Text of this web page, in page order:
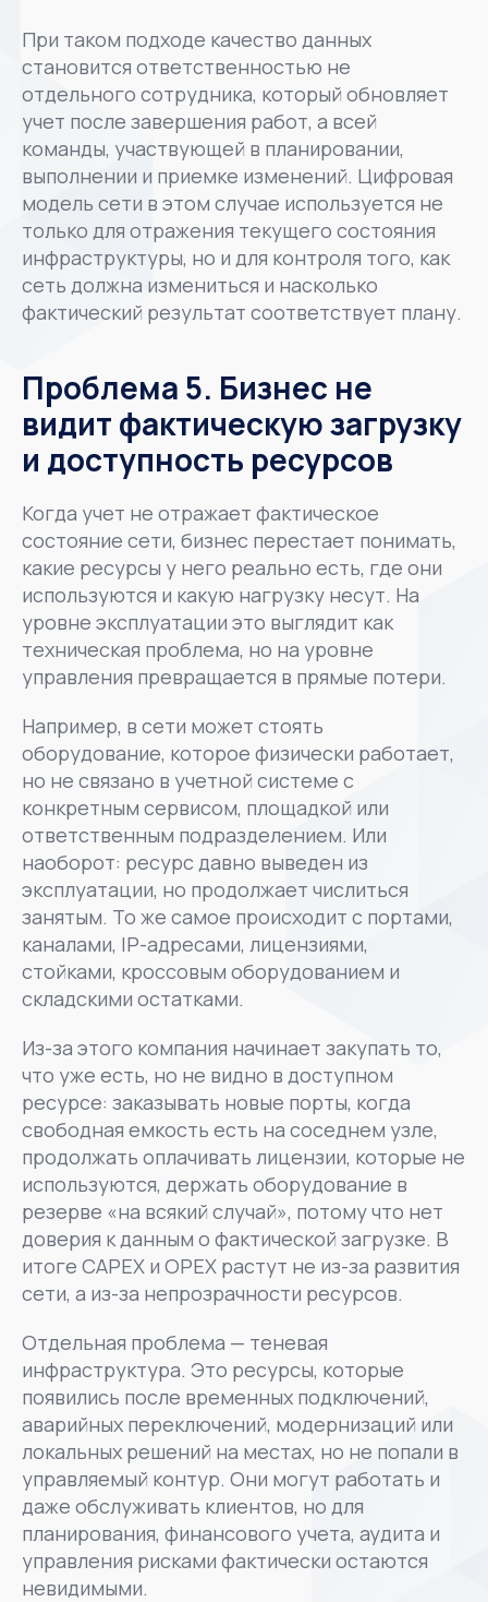
При таком подходе качество данных
становится ответственностью не
отдельного сотрудника, который обновляет
учет после завершения работ, а всей
команды, участвующей в планировании,
выполнении и приемке изменений. Цифровая
модель сети в этом случае используется не
только для отражения текущего состояния
инфраструктуры, но и для контроля того, как
сеть должна измениться и насколько
фактический результат соответствует плану.
Проблема 5. Бизнес не
видит фактическую загрузку
и доступность ресурсов
Когда учет не отражает фактическое
состояние сети, бизнес перестает понимать,
какие ресурсы у него реально есть, где они
используются и какую нагрузку несут. На
уровне эксплуатации это выглядит как
техническая проблема, но на уровне
управления превращается в прямые потери.
Например, в сети может стоять
оборудование, которое физически работает,
но не связано в учетной системе с
конкретным сервисом, площадкой или
ответственным подразделением. Или
наоборот: ресурс давно выведен из
эксплуатации, но продолжает числиться
занятым. То же самое происходит с портами,
каналами, IP-адресами, лицензиями,
стойками, кроссовым оборудованием и
складскими остатками.
Из-за этого компания начинает закупать то,
что уже есть, но не видно в доступном
ресурсе: заказывать новые порты, когда
свободная емкость есть на соседнем узле,
продолжать оплачивать лицензии, которые не
используются, держать оборудование в
резерве «на всякий случай», потому что нет
доверия к данным о фактической загрузке. В
итоге CAPEX и OPEX растут не из-за развития
сети, а из-за непрозрачности ресурсов.
Отдельная проблема — теневая
инфраструктура. Это ресурсы, которые
появились после временных подключений,
аварийных переключений, модернизаций или
локальных решений на местах, но не попали в
управляемый контур. Они могут работать и
даже обслуживать клиентов, но для
планирования, финансового учета, аудита и
управления рисками фактически остаются
невидимыми.